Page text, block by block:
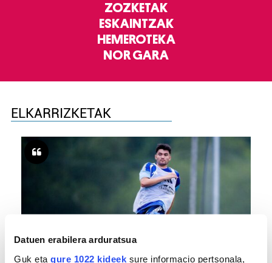
Datuen erabilera arduratsua
Guk eta gure 1022 kideek sure informacio pertsonala,
ZOZKETAK
ESKAINTZAK
HEMEROTEKA
NOR GARA
ELKARRIZKETAK